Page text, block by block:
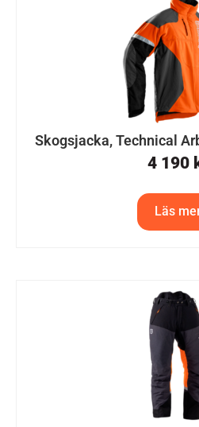
Skogsjacka, Technical
4 190
Läs